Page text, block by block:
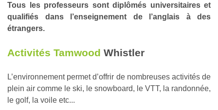
Tous les professeurs sont diplômés universitaires et
qualifiés dans l’enseignement de l’anglais à des
étrangers.
Activités Tamwood Whistler
L’environnement permet d’offrir de nombreuses activités de
plein air comme le ski, le snowboard, le VTT, la randonnée,
le golf, la voile etc...